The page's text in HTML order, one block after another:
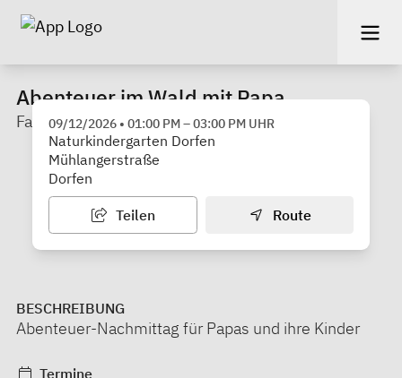
Abenteuer im Wald mit Papa
Familienstützpunkt Dorfen
09/12/2026 • 01:00 PM–03:00 PM UHR
Naturkindergarten Dorfen
Mühlangerstraße
Dorfen
Teilen Route
BESCHREIBUNG
Abenteuer-Nachmittag für Papas und ihre Kinder
Termine